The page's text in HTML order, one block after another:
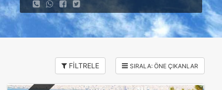
FİLTRELE